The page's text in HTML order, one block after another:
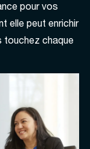
pour vos
elle peut enrichir
touchez chaque